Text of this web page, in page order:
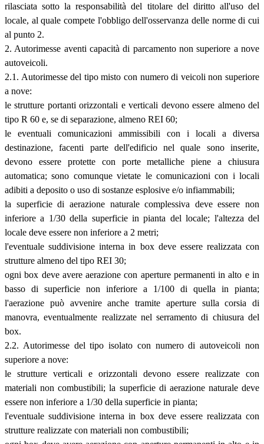
rilasciata sotto la responsabilità del titolare del diritto all'uso del
locale, al quale compete l'obbligo dell'osservanza delle norme di cui
al punto 2.
2. Autorimesse aventi capacità di parcamento non superiore a nove
autoveicoli.
2.1. Autorimesse del tipo misto con numero di veicoli non superiore
a nove:
le strutture portanti orizzontali e verticali devono essere almeno del
tipo R 60 e, se di separazione, almeno REI 60;
le eventuali comunicazioni ammissibili con i locali a diversa
destinazione, facenti parte dell'edificio nel quale sono inserite,
devono essere protette con porte metalliche piene a chiusura
automatica; sono comunque vietate le comunicazioni con i locali
adibiti a deposito o uso di sostanze esplosive e/o infiammabili;
la superficie di aerazione naturale complessiva deve essere non
inferiore a 1/30 della superficie in pianta del locale; l'altezza del
locale deve essere non inferiore a 2 metri;
l'eventuale suddivisione interna in box deve essere realizzata con
strutture almeno del tipo REI 30;
ogni box deve avere aerazione con aperture permanenti in alto e in
basso di superficie non inferiore a 1/100 di quella in pianta;
l'aerazione può avvenire anche tramite aperture sulla corsia di
manovra, eventualmente realizzate nel serramento di chiusura del
box.
2.2. Autorimesse del tipo isolato con numero di autoveicoli non
superiore a nove:
le strutture verticali e orizzontali devono essere realizzate con
materiali non combustibili; la superficie di aerazione naturale deve
essere non inferiore a 1/30 della superficie in pianta;
l'eventuale suddivisione interna in box deve essere realizzata con
strutture realizzate con materiali non combustibili;